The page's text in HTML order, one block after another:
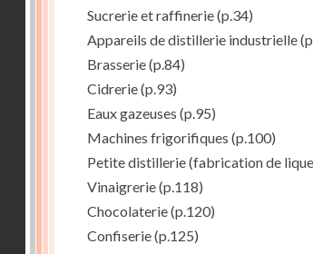
Sucrerie et raffinerie(p.34)
Appareils de distillerie industrielle
Brasserie(p.84)
Cidrerie(p.93)
Eaux gazeuses (p.95)
Machines frigorifiques (p.100)
Petite distillerie (fabrication de
Vinaigrerie(p.118)
Chocolaterie(p.120)
Confiserie(p.125)